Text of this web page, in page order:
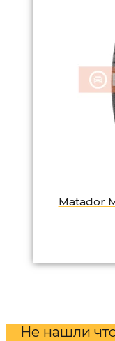
Matador
Не нашли